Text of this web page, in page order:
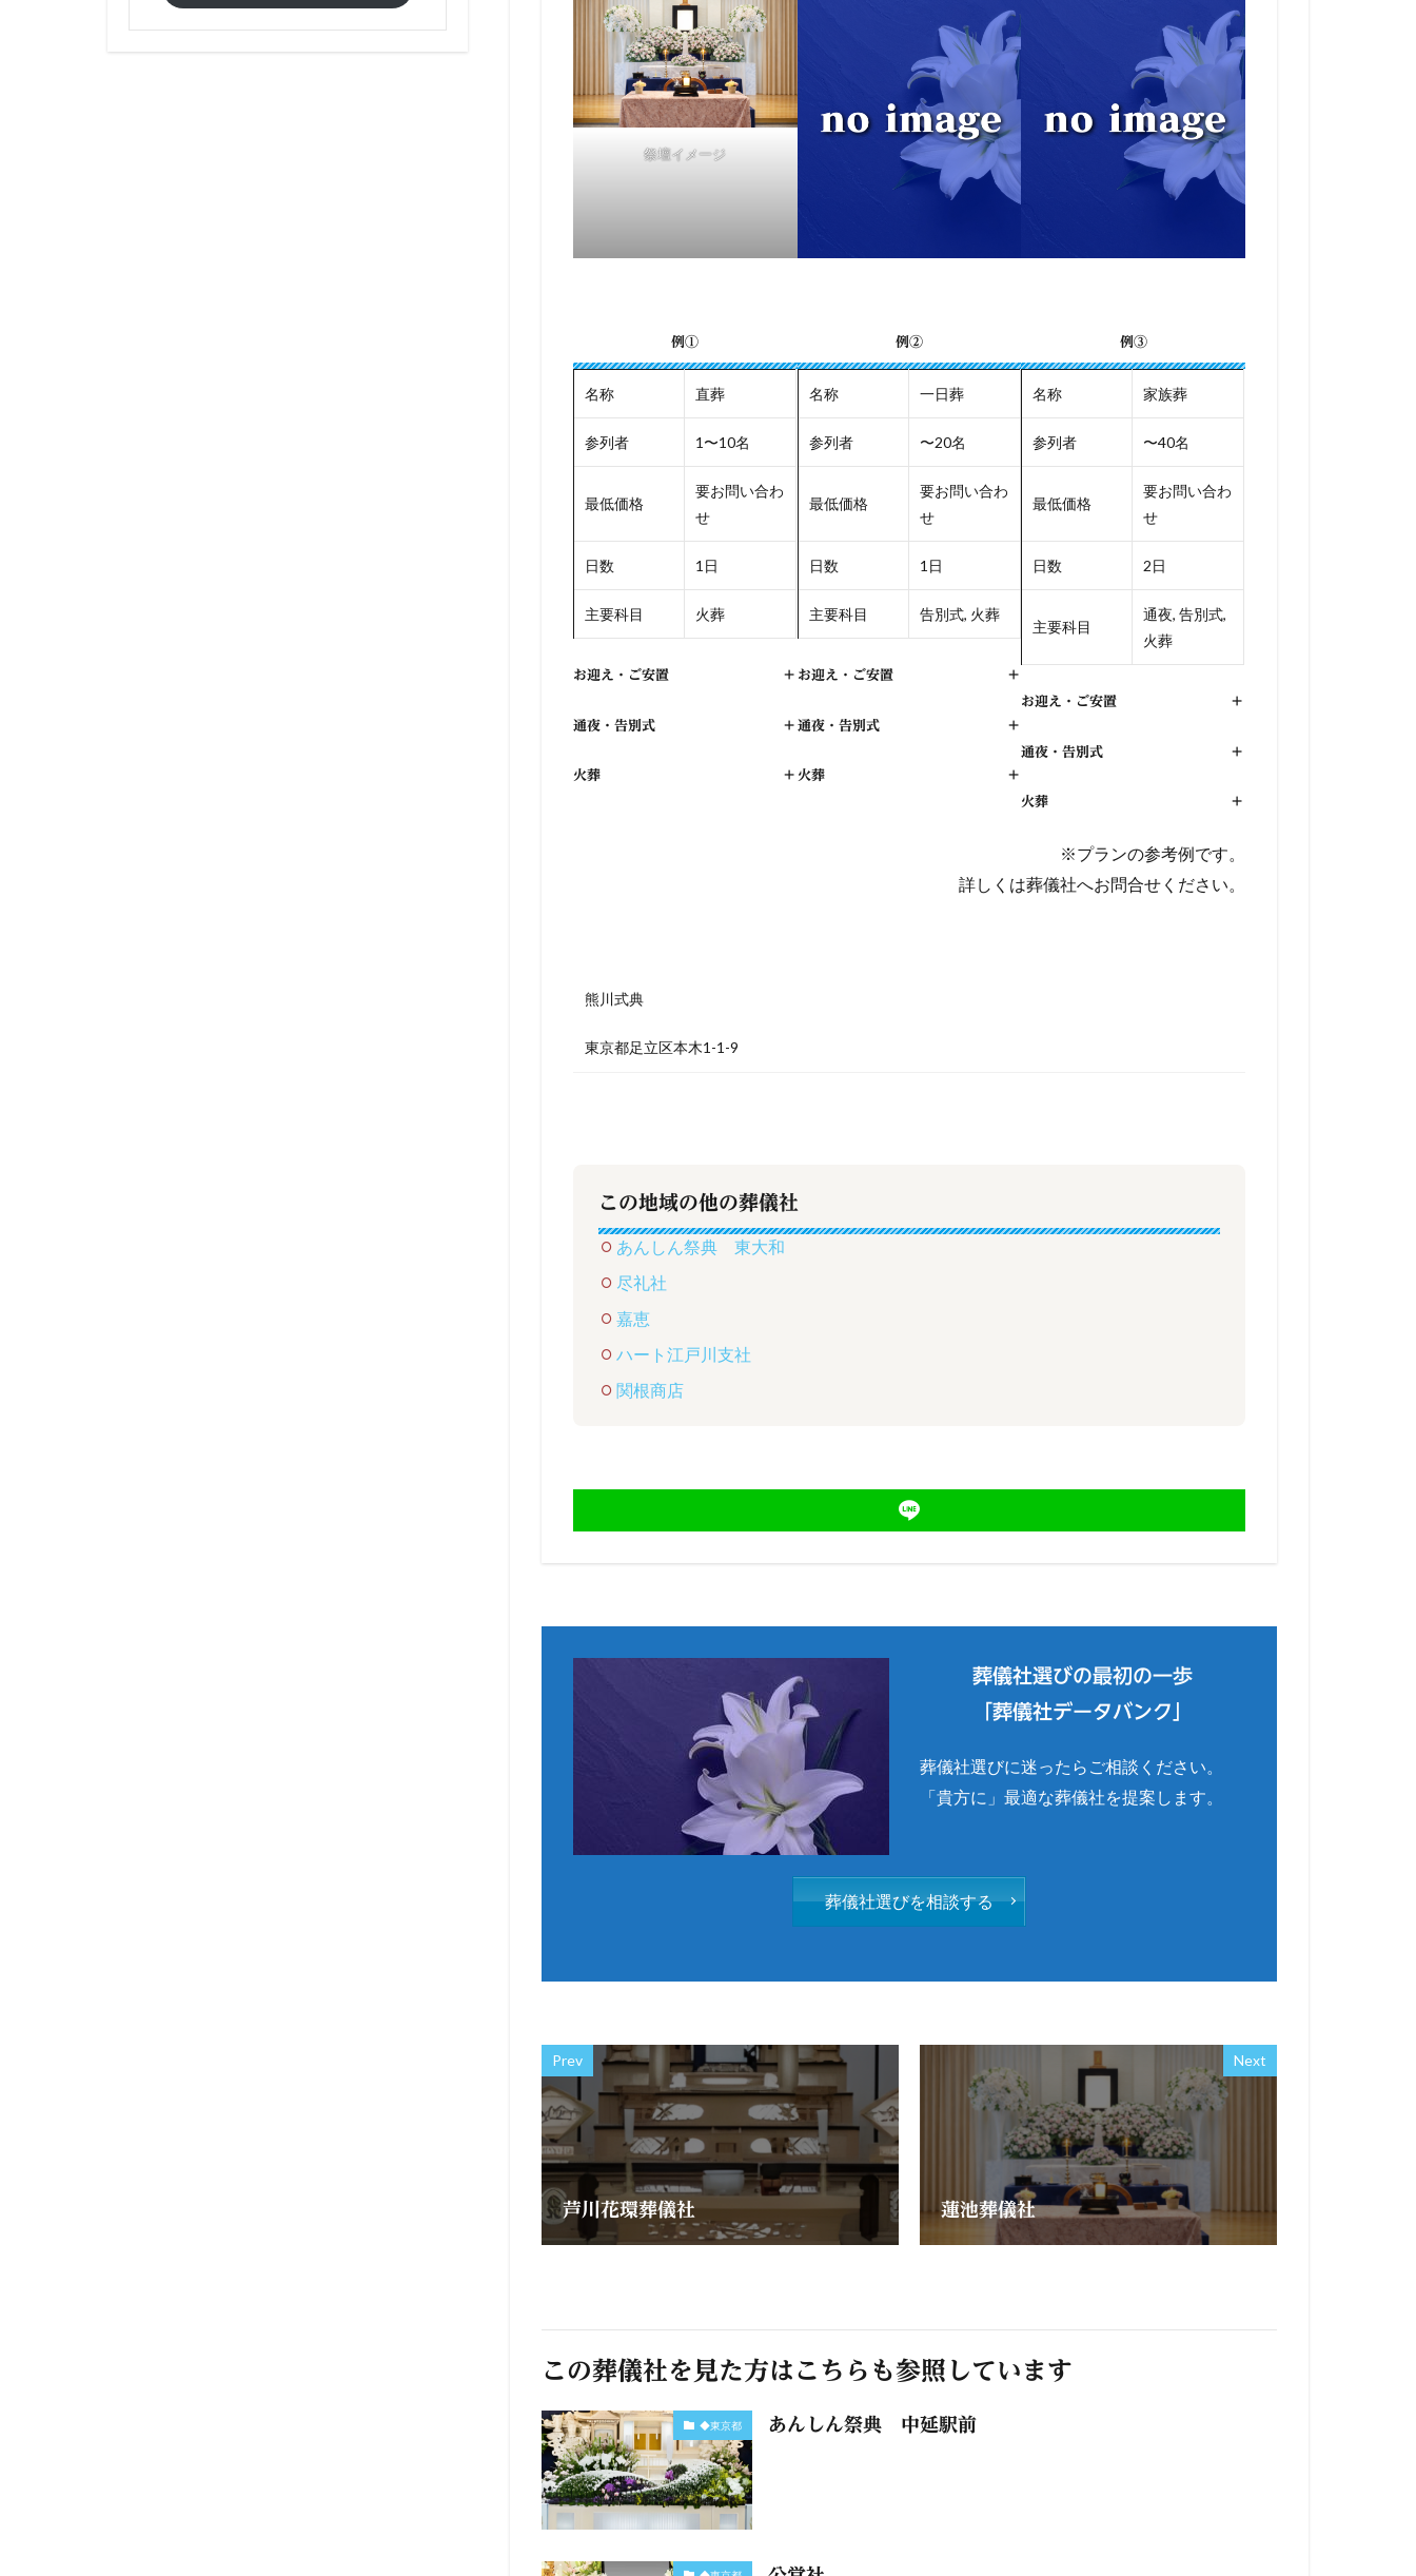
祭壇イメージ
例①
名称 直葬
参列者 1〜10名
最低価格
要お問い合わ
せ
日数 1日
主要科目 火葬
お迎え・ご安置 +
通夜・告別式 +
火葬 +
例②
名称 一日葬
参列者 〜20名
最低価格
要お問い合わ
せ
日数 1日
主要科目 告別式, 火葬
お迎え・ご安置 +
通夜・告別式 +
火葬 +
例③
名称 家族葬
参列者 〜40名
最低価格
要お問い合わ
せ
日数 2日
主要科目
通夜, 告別式,
火葬
お迎え・ご安置 +
通夜・告別式 +
火葬 +
※プランの参考例です。
詳しくは葬儀社へお問合せください。
熊川式典
東京都足立区本木1-1-9
この地域の他の葬儀社
あんしん祭典 東大和
尽礼社
嘉恵
ハート江戸川支社
関根商店
葬儀社選びの最初の一歩
「葬儀社データバンク」
葬儀社選びに迷ったらご相談ください。
「貴方に」最適な葬儀社を提案します。
葬儀社選びを相談する
Prev
芦川花環葬儀社
Next
蓮池葬儀社
この葬儀社を見た方はこちらも参照しています
◆東京都 あんしん祭典 中延駅前